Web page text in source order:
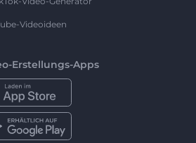
Videoideen
Erstellungs-Apps